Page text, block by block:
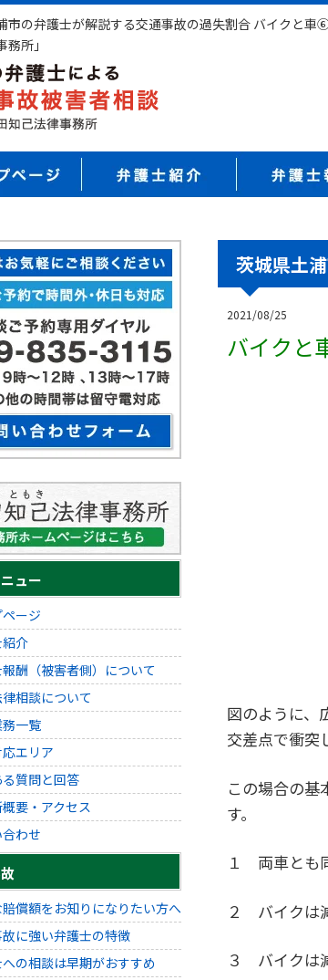
市の弁護士が解説する交通事故の過失割合 バイクと
務所｣
茨城県土
2021/08/25
バイクと
図のように、
交差点で衝突
この場合の基
す。
１ 両
２ バイク
３ バイク
ュー
ページ
介
酬（被害者側）について
相談について
一覧
エリア
る質問と回答
要・アクセス
わせ
償額をお知りになりたい方へ
に強い弁護士の特徴
の相談は早期がおすすめ